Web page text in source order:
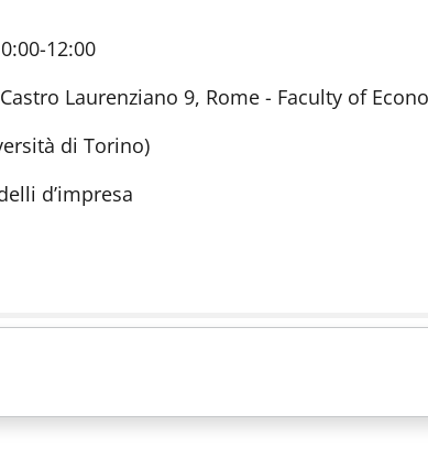
12:00
Laurenziano 9, Rome - Faculty of
di Torino)
d’impresa